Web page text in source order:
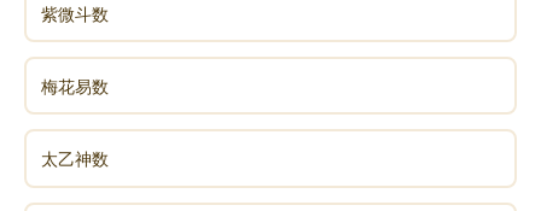
紫微斗数
梅花易数
太乙神数